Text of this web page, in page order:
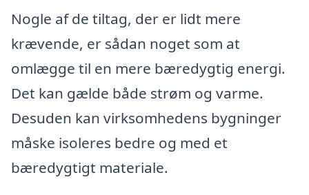
Nogle af de tiltag, der er lidt mere
krævende, er sådan noget som at
omlægge til en mere bæredygtig energi.
Det kan gælde både strøm og varme.
Desuden kan virksomhedens bygninger
måske isoleres bedre og med et
bæredygtigt materiale.